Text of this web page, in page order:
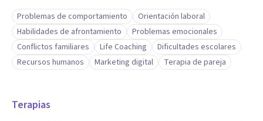
Problemas de comportamiento
Orientación laboral
Habilidades de afrontamiento
Problemas emocionales
Conflictos familiares
Life Coaching
Dificultades escolares
Recursos humanos
Marketing digital Terapia de pareja
Terapias